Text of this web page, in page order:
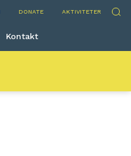
DONATE AKTIVITETER Sök
Kontakt